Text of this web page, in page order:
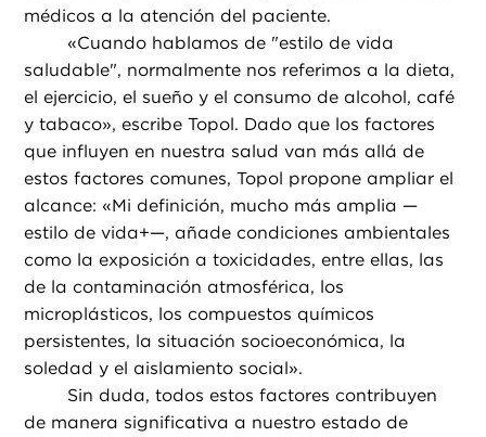
médicos a la atención del paciente.
«Cuando hablamos de "estilo de vida
saludable", normalmente nos referimos a la dieta,
el ejercicio, el sueño y el consumo de alcohol, café
y tabaco», escribe Topol. Dado que los factores
que influyen en nuestra salud van más allá de
estos factores comunes, Topol propone ampliar el
alcance: «Mi definición, mucho más amplia —
estilo de vida+—, añade condiciones ambientales
como la exposición a toxicidades, entre ellas, las
de la contaminación atmosférica, los
microplásticos, los compuestos químicos
persistentes, la situación socioeconómica, la
soledad y el aislamiento social».
Sin duda, todos estos factores contribuyen
de manera significativa a nuestro estado de